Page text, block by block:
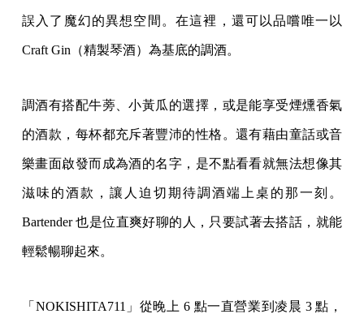
誤入了魔幻的異想空間。在這裡，還可以品嚐唯一以
Craft Gin（精製琴酒）為基底的調酒。
調酒有搭配牛蒡、小黃瓜的選擇，或是能享受煙燻香氣
的酒款，每杯都充斥著豐沛的性格。還有藉由童話或音
樂畫面啟發而成為酒的名字，是不點看看就無法想像其
滋味的酒款，讓人迫切期待調酒端上桌的那一刻。
Bartender 也是位直爽好聊的人，只要試著去搭話，就能
輕鬆暢聊起來。
「NOKISHITA711」從晚上 6 點一直營業到凌晨 3 點，